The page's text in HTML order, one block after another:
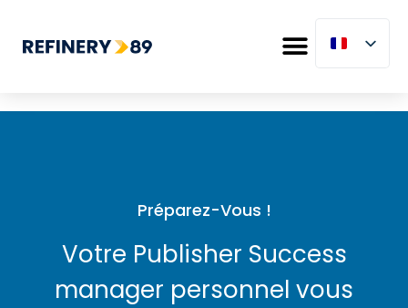
Préparez-Vous !
Votre Publisher Success
manager personnel vous